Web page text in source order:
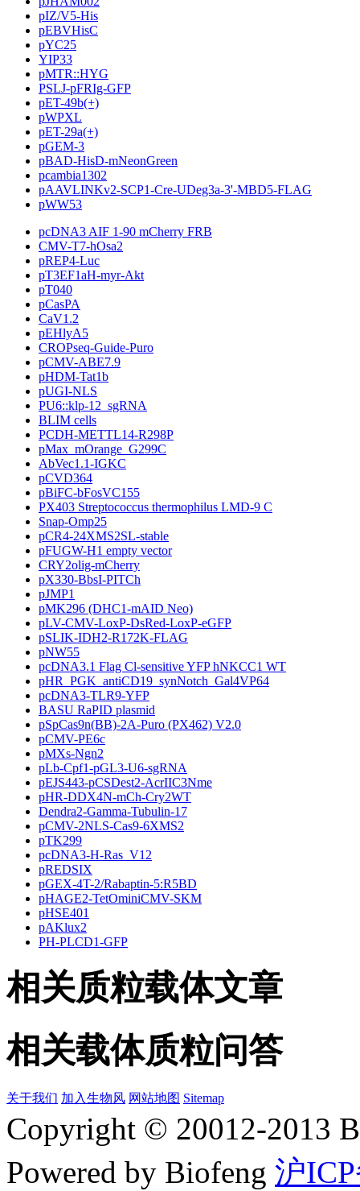
pIZ/V5-His
pEBVHisC
pYC25
YIP33
pMTR::HYG
PSLJ-pFRIg-GFP
pET-49b(+)
pWPXL
pET-29a(+)
pGEM-3
pBAD-HisD-mNeonGreen
pcambia1302
pAAVLINKv2-SCP1-Cre-UDeg3a-3'-MBD5-FLAG
pWW53
pcDNA3 AIF 1-90 mCherry FRB
CMV-T7-hOsa2
pREP4-Luc
pT3EF1aH-myr-Akt
pT040
pCasPA
CaV1.2
pEHlyA5
CROPseq-Guide-Puro
pCMV-ABE7.9
pHDM-Tat1b
pUGI-NLS
PU6::klp-12_sgRNA
BLIM cells
PCDH-METTL14-R298P
pMax_mOrange_G299C
AbVec1.1-IGKC
pCVD364
pBiFC-bFosVC155
PX403 Streptococcus thermophilus LMD-9 C
Snap-Omp25
pCR4-24XMS2SL-stable
pFUGW-H1 empty vector
CRY2olig-mCherry
pX330-BbsI-PITCh
pJMP1
pMK296 (DHC1-mAID Neo)
pLV-CMV-LoxP-DsRed-LoxP-eGFP
pSLIK-IDH2-R172K-FLAG
pNW55
pcDNA3.1 Flag Cl-sensitive YFP hNKCC1 WT
pHR_PGK_antiCD19_synNotch_Gal4VP64
pcDNA3-TLR9-YFP
BASU RaPID plasmid
pSpCas9n(BB)-2A-Puro (PX462) V2.0
pCMV-PE6c
pMXs-Ngn2
pLb-Cpf1-pGL3-U6-sgRNA
pEJS443-pCSDest2-AcrIIC3Nme
pHR-DDX4N-mCh-Cry2WT
Dendra2-Gamma-Tubulin-17
pCMV-2NLS-Cas9-6XMS2
pTK299
pcDNA3-H-Ras_V12
pREDSIX
pGEX-4T-2/Rabaptin-5:R5BD
pHAGE2-TetOminiCMV-SKM
pHSE401
pAKlux2
PH-PLCD1-GFP
相关质粒载体文章
相关载体质粒问答
关于我们 加入生物风 网站地图 Sitemap
Copyright © 20012-2013
Powered by Biofeng 沪